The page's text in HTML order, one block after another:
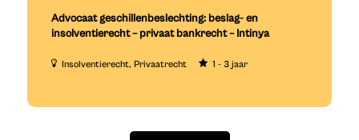
Advocaat geschillenbeslechting: beslag- en
insolventierecht – privaat bankrecht – Intinya
Insolventierecht Privaatrecht 1 - 3 jaar